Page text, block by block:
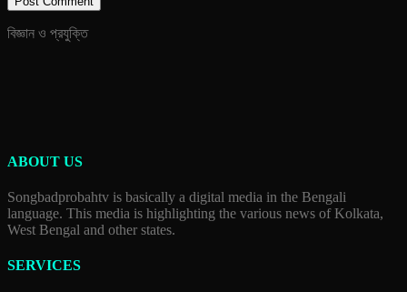
বিজ্ঞান ও প্রযুক্তি
ABOUT US
Songbadprobahtv is basically a digital media in the Bengali
language. This media is highlighting the various news of Kolkata,
West Bengal and other states.
SERVICES